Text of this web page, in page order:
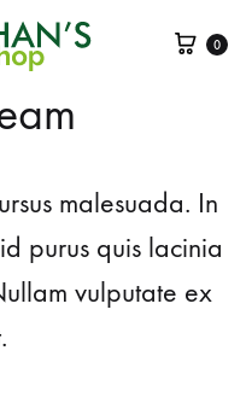
Sepet
0
malesuada. In
purus quis lacinia
vulputate ex